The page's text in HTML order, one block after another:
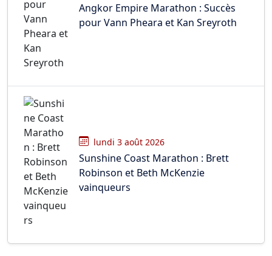
Angkor Empire Marathon : Succès
pour Vann Pheara et Kan Sreyroth
lundi 3 août 2026
Sunshine Coast Marathon : Brett
Robinson et Beth McKenzie
vainqueurs